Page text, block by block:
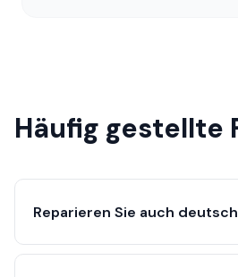
Häufig gestellte
Reparieren Sie auch